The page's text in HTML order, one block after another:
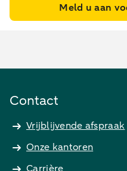
Meld u aan
Contact
Vrijblijvende afspraak
Onze kantoren